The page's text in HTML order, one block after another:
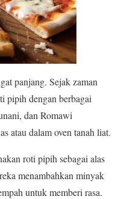
panjang. Sejak zaman
pipih dengan berbagai
dan Romawi
atau dalam oven tanah liat.
roti pipih sebagai alas
menambahkan minyak
untuk memberi rasa.